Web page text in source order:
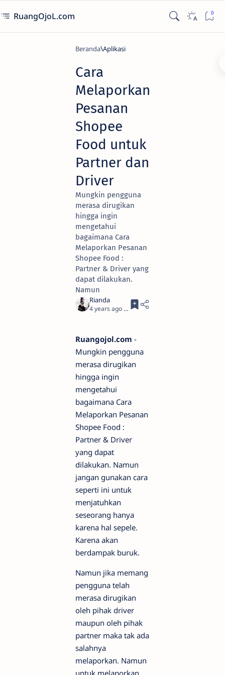
RuangOjoL.com
Beranda Aplikasi
Cara
Melaporkan
Pesanan
Shopee
Food untuk
Partner dan
Driver
Mungkin pengguna
merasa dirugikan
hingga ingin
mengetahui
bagaimana Cara
Melaporkan Pesanan
Shopee Food :
Partner & Driver yang
dapat dilakukan.
Namun
4 years ago 5
Ruangojol.com -
Mungkin pengguna
merasa dirugikan
hingga ingin
mengetahui
bagaimana Cara
Melaporkan Pesanan
Shopee Food :
Partner & Driver
yang dapat
dilakukan. Namun
jangan gunakan cara
seperti ini untuk
menjatuhkan
seseorang hanya
karena hal sepele.
Karena akan
berdampak buruk.
Namun jika memang
pengguna telah
merasa dirugikan
oleh pihak driver
maupun oleh pihak
partner maka tak ada
salahnya
melaporkan. Namun
untuk melaporkan